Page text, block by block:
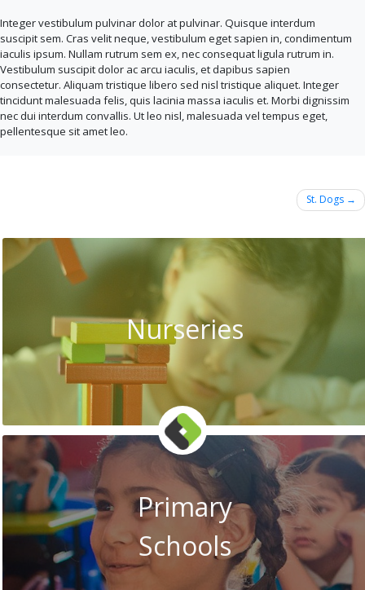
Integer vestibulum pulvinar dolor at pulvinar. Quisque interdum
suscipit sem. Cras velit neque, vestibulum eget sapien in, condimentum
iaculis ipsum. Nullam rutrum sem ex, nec consequat ligula rutrum in.
Vestibulum suscipit dolor ac arcu iaculis, et dapibus sapien
consectetur. Aliquam tristique libero sed nisl tristique aliquet. Integer
tincidunt malesuada felis, quis lacinia massa iaculis et. Morbi dignissim
nec dui interdum convallis. Ut leo nisl, malesuada vel tempus eget,
pellentesque sit amet leo.
St. Dogs
Nurseries
Primary
Schools